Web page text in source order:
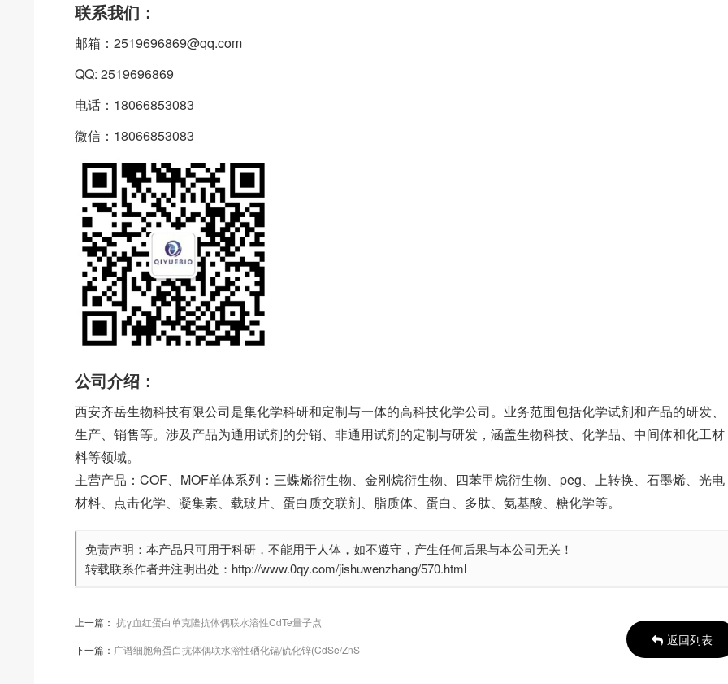
联系我们：
邮箱：2519696869@qq.com
QQ: 2519696869
电话：18066853083
微信：18066853083
公司介绍：
西安齐岳生物科技有限公司是集化学科研和定制与一体的高科技化学公司。业务范围包括化学试剂和产品的研发、
生产、销售等。涉及产品为通用试剂的分销、非通用试剂的定制与研发，涵盖生物科技、化学品、中间体和化工材
料等领域。
主营产品：COF、MOF单体系列：三蝶烯衍生物、金刚烷衍生物、四苯甲烷衍生物、peg、上转换、石墨烯、光电
材料、点击化学、凝集素、载玻片、蛋白质交联剂、脂质体、蛋白、多肽、氨基酸、糖化学等。
免责声明：本产品只可用于科研，不能用于人体，如不遵守，产生任何后果与本公司无关！
转载联系作者并注明出处：http://www.0qy.com/jishuwenzhang/570.html
上一篇： 抗γ血红蛋白单克隆抗体偶联水溶性CdTe量子点
下一篇： 广谱细胞角蛋白抗体偶联水溶性硒化镉/硫化锌(CdSe/ZnS
返回列表